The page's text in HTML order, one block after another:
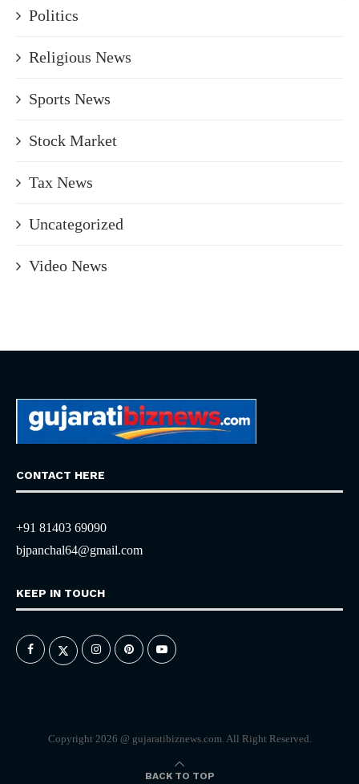
Politics
Religious News
Sports News
Stock Market
Tax News
Uncategorized
Video News
CONTACT HERE
+91 81403 69090
bjpanchal64@gmail.com
KEEP IN TOUCH
Copyright 2026 @ gujaratibiznews.com. All Right Reserved.
BACK TO TOP